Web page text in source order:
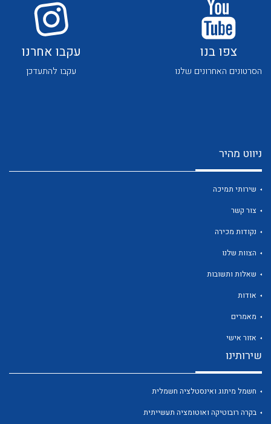
לכל מוצרי היצרן לכל מוצרי היצרן
לכל מוצרי היצרן
צפו בנו
הסרטונים האחרונים שלנו
עקבו אחרנו
עקבו להתעדכן
ניווט מהיר
שירותי תמיכה
צור קשר
נקודות מכירה
הצוות שלנו
שאלות ותשובות
אודות
מאמרים
אזור אישי
שירותינו
חשמל מיתוג ואינסטלציה חשמלית
בקרה רובוטיקה ואוטומציה תעשייתית